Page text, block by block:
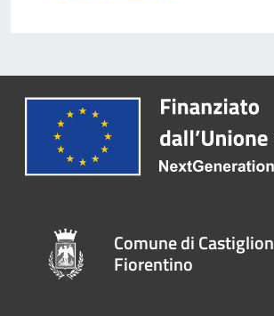
Comune di Castiglion
Fiorentino